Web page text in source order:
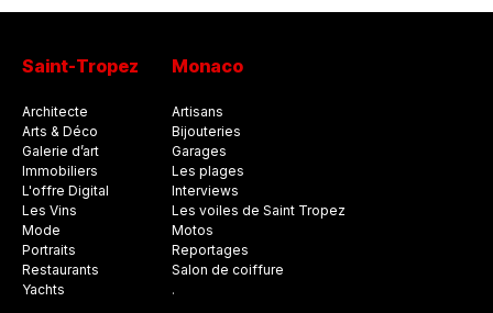
Saint-Tropez
Architecte
Arts & Déco
Galerie d’art
Immobiliers
L'offre Digital
Les Vins
Mode
Portraits
Restaurants
Yachts
Monaco
Artisans
Bijouteries
Garages
Les plages
Interviews
Les voiles de Saint Tropez
Motos
Reportages
Salon de coiffure
.